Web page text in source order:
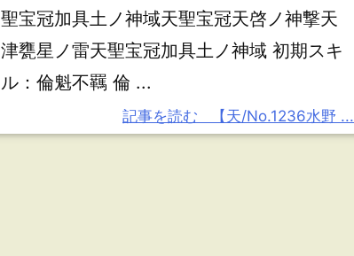
聖宝冠加具土ノ神域天聖宝冠天啓ノ神撃天
津甕星ノ雷天聖宝冠加具土ノ神域 初期スキ
ル：倫魁不羈 倫 ...
記事を読む 【天/No.1236水野 ...